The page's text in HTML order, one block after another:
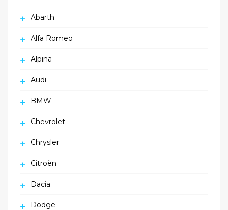
Abarth
Alfa Romeo
Alpina
Audi
BMW
Chevrolet
Chrysler
Citroën
Dacia
Dodge